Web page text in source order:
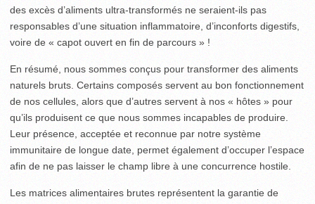
des excès d’aliments ultra-transformés ne seraient-ils pas
responsables d’une situation inflammatoire, d’inconforts digestifs,
voire de « capot ouvert en fin de parcours » !
En résumé, nous sommes conçus pour transformer des aliments
naturels bruts. Certains composés servent au bon fonctionnement
de nos cellules, alors que d’autres servent à nos « hôtes » pour
qu’ils produisent ce que nous sommes incapables de produire.
Leur présence, acceptée et reconnue par notre système
immunitaire de longue date, permet également d’occuper l’espace
afin de ne pas laisser le champ libre à une concurrence hostile.
Les matrices alimentaires brutes représentent la garantie de